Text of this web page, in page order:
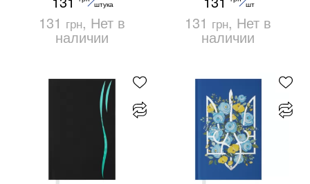
штука
131 грн, Нет в
наличии
шт
131 грн, Нет в
наличии